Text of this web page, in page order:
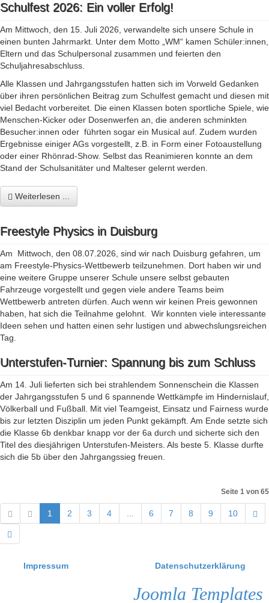
Schulfest 2026: Ein voller Erfolg!
Am Mittwoch, den 15. Juli 2026, verwandelte sich unsere Schule in
einen bunten Jahrmarkt. Unter dem Motto „WM“ kamen Schüler:innen,
Eltern und das Schulpersonal zusammen und feierten den
Schuljahresabschluss.
Alle Klassen und Jahrgangsstufen hatten sich im Vorweld Gedanken
über ihren persönlichen Beitrag zum Schulfest gemacht und diesen mit
viel Bedacht vorbereitet. Die einen Klassen boten sportliche Spiele, wie
Menschen-Kicker oder Dosenwerfen an, die anderen schminkten
Besucher:innen oder führten sogar ein Musical auf. Zudem wurden
Ergebnisse einiger AGs vorgestellt, z.B. in Form einer Fotoaustellung
oder einer Rhönrad-Show. Selbst das Reanimieren konnte an dem
Stand der Schulsanitäter und Malteser gelernt werden.
Weiterlesen ...
Freestyle Physics in Duisburg
Am Mittwoch, den 08.07.2026, sind wir nach Duisburg gefahren, um
am Freestyle-Physics-Wettbewerb teilzunehmen. Dort haben wir und
eine weitere Gruppe unserer Schule unsere selbst gebauten
Fahrzeuge vorgestellt und gegen viele andere Teams beim
Wettbewerb antreten dürfen. Auch wenn wir keinen Preis gewonnen
haben, hat sich die Teilnahme gelohnt. Wir konnten viele interessante
Ideen sehen und hatten einen sehr lustigen und abwechslungsreichen
Tag.
Unterstufen-Turnier: Spannung bis zum Schluss
Am 14. Juli lieferten sich bei strahlendem Sonnenschein die Klassen
der Jahrgangsstufen 5 und 6 spannende Wettkämpfe im Hindernislauf,
Völkerball und Fußball. Mit viel Teamgeist, Einsatz und Fairness wurde
bis zur letzten Disziplin um jeden Punkt gekämpft. Am Ende setzte sich
die Klasse 6b denkbar knapp vor der 6a durch und sicherte sich den
Titel des diesjährigen Unterstufen-Meisters. Als beste 5. Klasse durfte
sich die 5b über den Jahrgangssieg freuen.
Seite 1 von 65
1 2 3 4 6 7 8 9 10
Impressum Datenschutzerklärung
Joomla Templates